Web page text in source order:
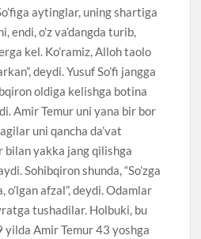
aytinglar, uning shartiga
endi, o’z va’dangda turib,
kel. Ko’ramiz, Alloh taolo
deydi. Yusuf So’fi jangga
oldiga kelishga botina
Amir Temur uni yana bir bor
uni qancha da’vat
bilan yakka jang qilishga
Sohibqiron shunda, “So’zga
o’lgan afzal”, deydi. Odamlar
tushadilar. Holbuki, bu
yilda Amir Temur 43 yoshga